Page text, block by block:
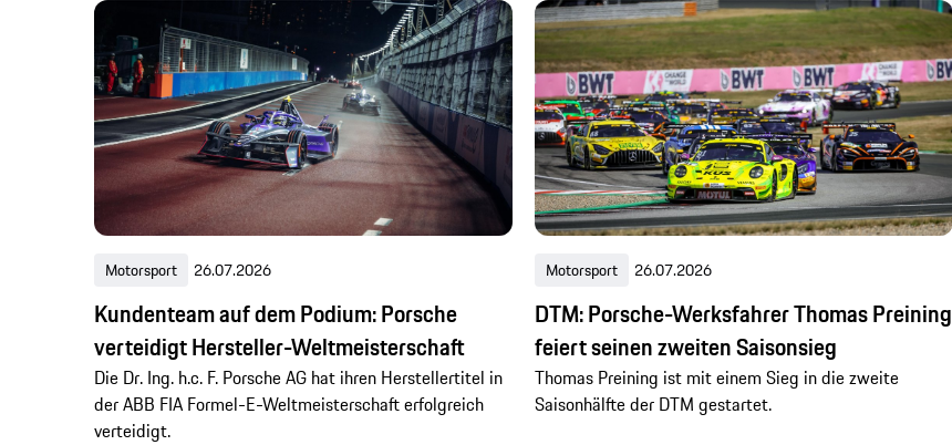
Motorsport 26.07.2026
Kundenteam auf dem Podium: Porsche
verteidigt Hersteller-Weltmeisterschaft
Die Dr. Ing. h.c. F. Porsche AG hat ihren Herstellertitel in
der ABB FIA Formel-E-Weltmeisterschaft erfolgreich
verteidigt.
Motorsport 26.07.2026
DTM: Porsche-Werksfahrer Thomas Preining
feiert seinen zweiten Saisonsieg
Thomas Preining ist mit einem Sieg in die zweite
Saisonhälfte der DTM gestartet.